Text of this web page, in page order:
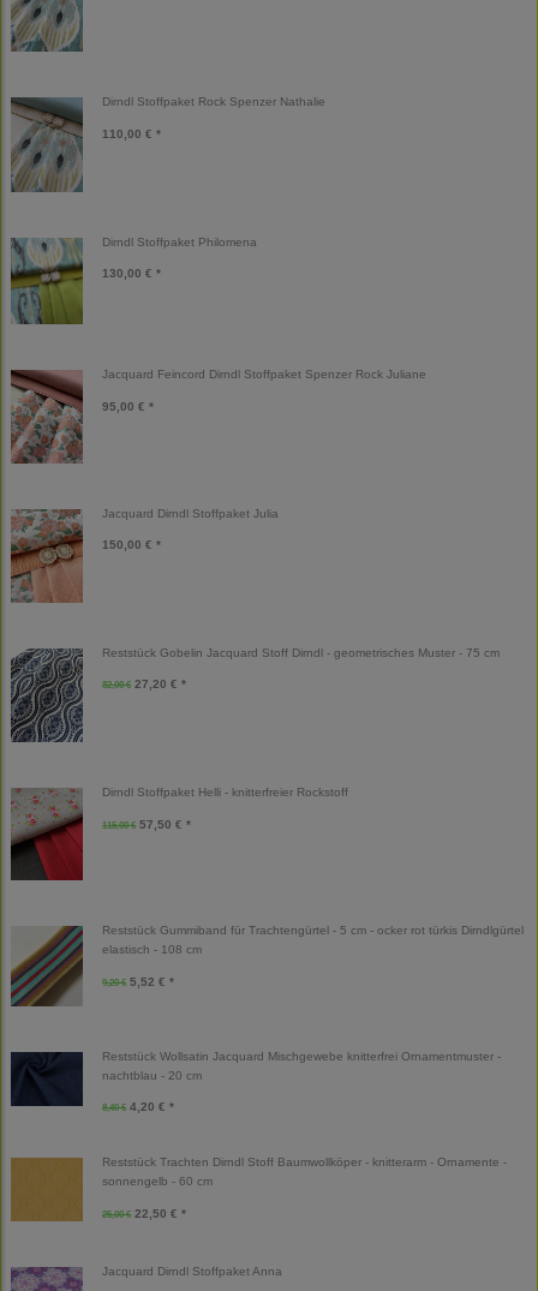
Dirndl Stoffpaket Rock Spenzer Nathalie
110,00 € *
Dirndl Stoffpaket Philomena
130,00 € *
Jacquard Feincord Dirndl Stoffpaket Spenzer Rock Juliane
95,00 € *
Jacquard Dirndl Stoffpaket Julia
150,00 € *
Reststück Gobelin Jacquard Stoff Dirndl - geometrisches Muster - 75 cm
32,00 € 27,20 € *
Dirndl Stoffpaket Helli - knitterfreier Rockstoff
115,00 € 57,50 € *
Reststück Gummiband für Trachtengürtel - 5 cm - ocker rot türkis Dirndlgürtel
elastisch - 108 cm
9,20 € 5,52 € *
Reststück Wollsatin Jacquard Mischgewebe knitterfrei Ornamentmuster -
nachtblau - 20 cm
8,40 € 4,20 € *
Reststück Trachten Dirndl Stoff Baumwollköper - knitterarm - Ornamente -
sonnengelb - 60 cm
25,00 € 22,50 € *
Jacquard Dirndl Stoffpaket Anna